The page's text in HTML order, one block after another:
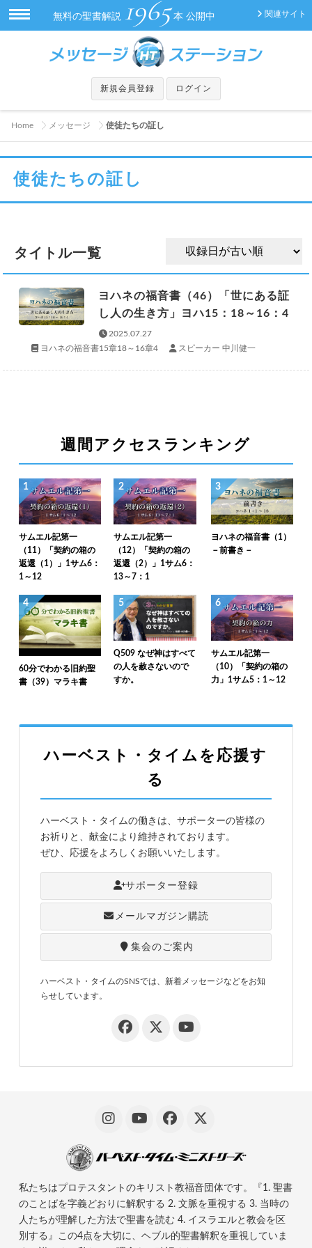
関連サイト
無料の聖書解説 1965 本 公開中
新規会員登録 ログイン
Home メッセージ 使徒たちの証し
使徒たちの証し
タイトル一覧
ヨハネの福音書（46）「世にある証
し人の生き方」ヨハ15：18～16：4
2025.07.27
ヨハネの福音書15章18～16章4
スピーカー 中川健一
週間アクセスランキング
1
サムエル記第一
（11）「契約の箱の
返還（1）」1サム6：
1～12
2
サムエル記第一
（12）「契約の箱の
返還（2）」1サム6：
13～7：1
3
ヨハネの福音書（1）
－前書き－
4
60分でわかる旧約聖
書（39）マラキ書
5
Q509 なぜ神はすべて
の人を赦さないので
すか。
6
サムエル記第一
（10）「契約の箱の
力」1サム5：1～12
ハーベスト・タイムを応援す
る
ハーベスト・タイムの働きは、サポーターの皆様の
お祈りと、献金により維持されております。
ぜひ、応援をよろしくお願いいたします。
サポーター登録
メールマガジン購読
集会のご案内
ハーベスト・タイムのSNSでは、新着メッセージなどをお知
らせしています。
私たちはプロテスタントのキリスト教福音団体です。『1. 聖書
のことばを字義どおりに解釈する 2. 文脈を重視する 3. 当時の
人たちが理解した方法で聖書を読む 4. イスラエルと教会を区
別する』この4点を大切に、ヘブル的聖書解釈を重視していま